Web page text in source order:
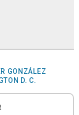
GONZÁLEZ
D. C.